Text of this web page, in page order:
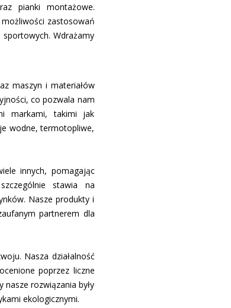
pianki montażowe.
zastosowań
Wdrażamy
maszyn i materiałów
co pozwala nam
markami, takimi jak
wodne, termotopliwe,
innych, pomagając
stawia na
Nasze produkty i
partnerem dla
Nasza działalność
poprzez liczne
nasze rozwiązania były
ekologicznymi.